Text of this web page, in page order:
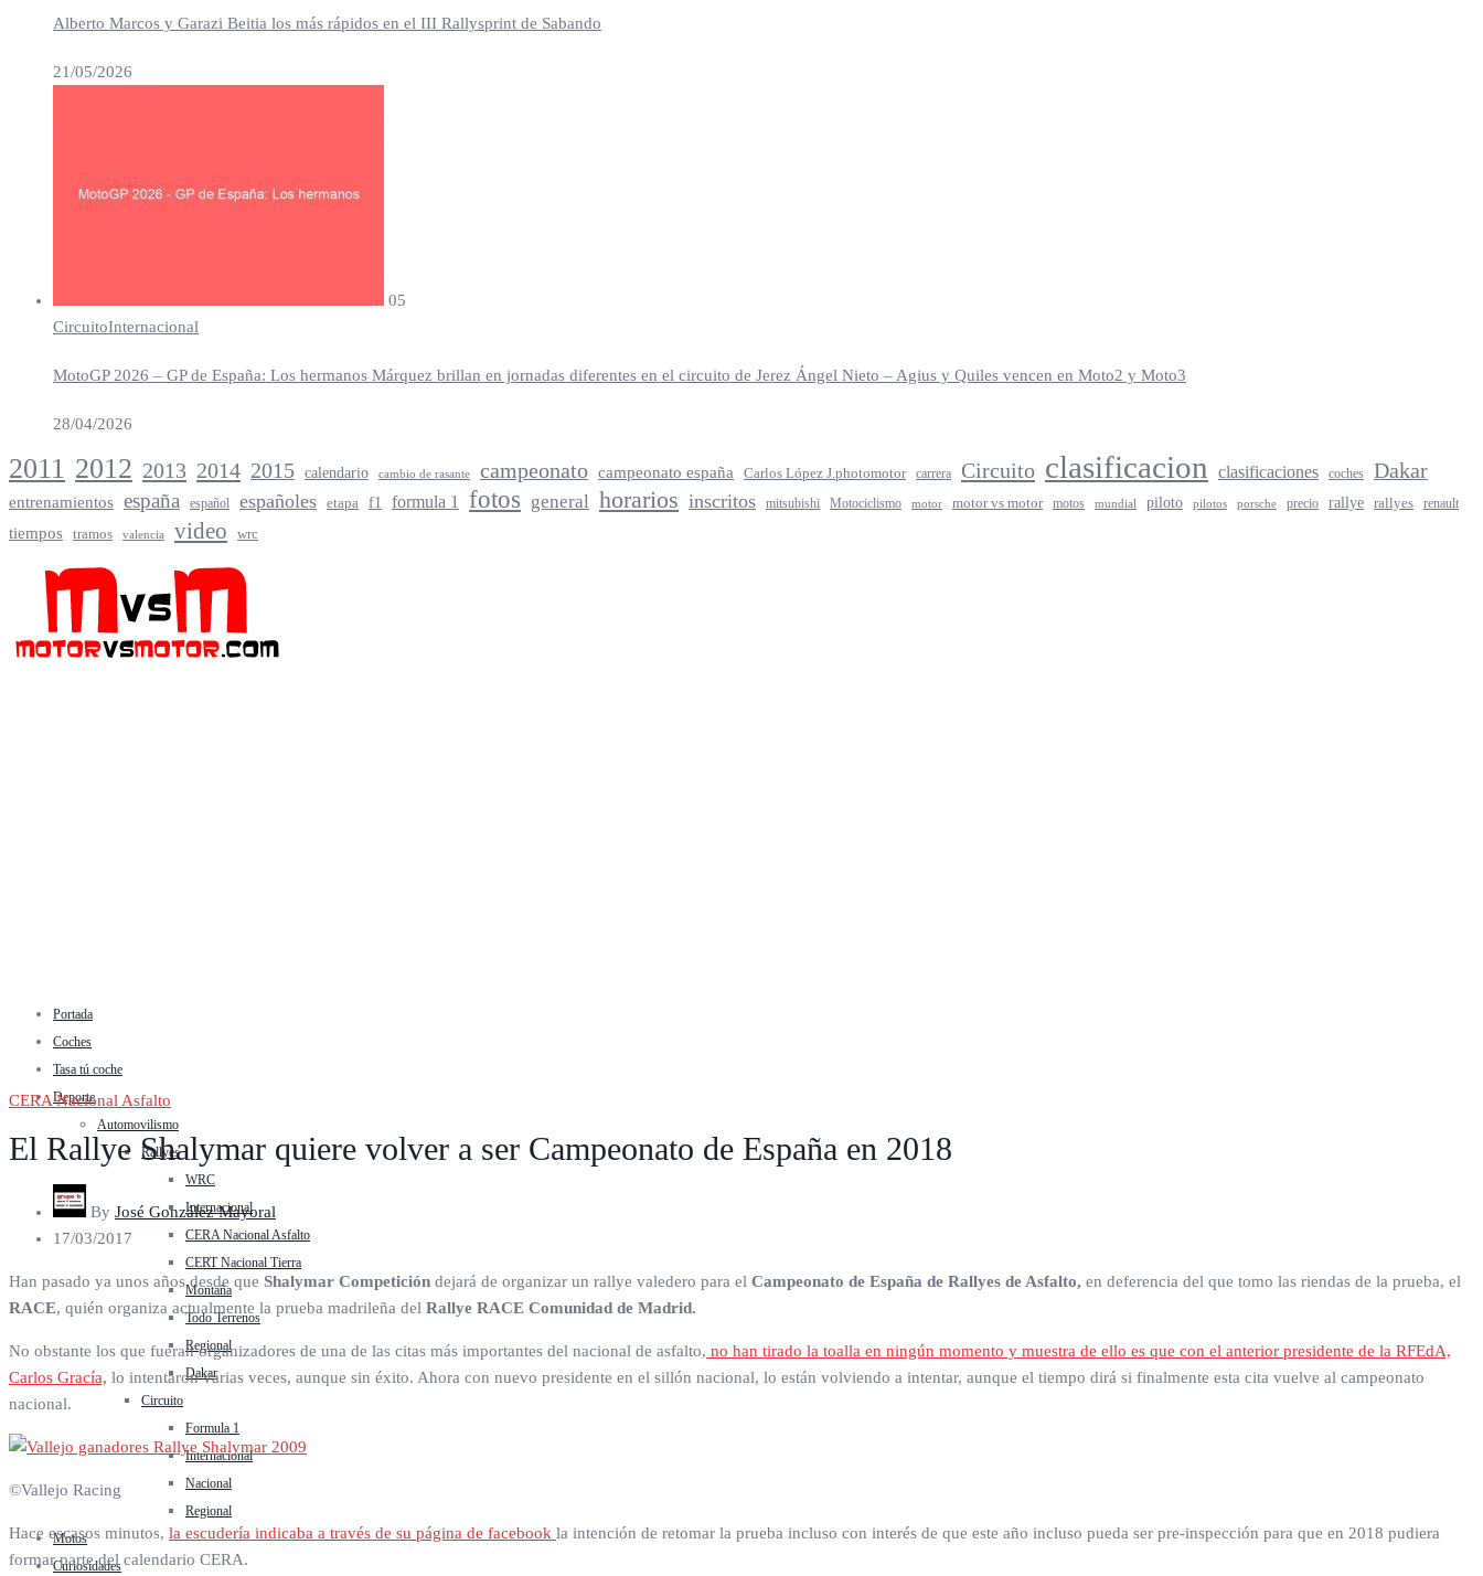
Alberto Marcos y Garazi Beitia los más rápidos en el III Rallysprint de Sabando
21/05/2026
05
CircuitoInternacional
MotoGP 2026 – GP de España: Los hermanos Márquez brillan en jornadas diferentes en el circuito de Jerez Ángel Nieto – Agius y Quiles vencen en Moto2 y Moto3
28/04/2026
2011 2012 2013 2014 2015 calendario cambio de rasante campeonato campeonato españa Carlos López J.photomotor carrera Circuito clasificacion clasificaciones coches Dakar
entrenamientos españa español españoles etapa f1 formula 1 fotos general horarios inscritos mitsubishi Motociclismo motor motor vs motor motos mundial piloto pilotos porsche precio rallye rallyes renault
tiempos tramos valencia video wrc
Portada
Coches
Tasa tú coche
Deporte
Automovilismo
Rallyes
WRC
Internacional
CERA Nacional Asfalto
CERT Nacional Tierra
Montaña
Todo Terrenos
Regional
Dakar
Circuito
Formula 1
Internacional
Nacional
Regional
Motos
Curiosidades
CERA Nacional Asfalto
El Rallye Shalymar quiere volver a ser Campeonato de España en 2018
By José González Mayoral
17/03/2017
Han pasado ya unos años desde que Shalymar Competición dejará de organizar un rallye valedero para el Campeonato de España de Rallyes de Asfalto, en deferencia del que tomo las riendas de la prueba, el
RACE, quién organiza actualmente la prueba madrileña del Rallye RACE Comunidad de Madrid.
No obstante los que fueran organizadores de una de las citas más importantes del nacional de asfalto, no han tirado la toalla en ningún momento y muestra de ello es que con el anterior presidente de la RFEdA,
Carlos Gracía, lo intentaron varias veces, aunque sin éxito. Ahora con nuevo presidente en el sillón nacional, lo están volviendo a intentar, aunque el tiempo dirá si finalmente esta cita vuelve al campeonato
nacional.
©Vallejo Racing
Hace escasos minutos, la escudería indicaba a través de su página de facebook la intención de retomar la prueba incluso con interés de que este año incluso pueda ser pre-inspección para que en 2018 pudiera
formar parte del calendario CERA.